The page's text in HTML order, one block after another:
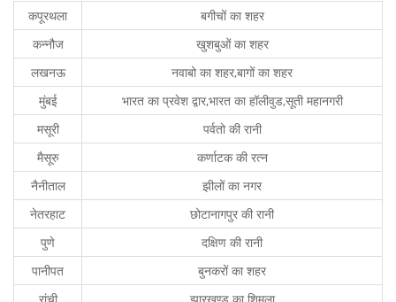
कपूरथला
बगीचों का शहर
कन्नौज
खुशबुओं का शहर
लखनऊ
नवाबो का शहर,बागों का शहर
मुंबई
भारत का प्रवेश द्वार,भारत का हॉलीवुड,सूती महानगरी
मसूरी
पर्वतो की रानी
मैसूरु
कर्णाटक की रत्न
नैनीताल
झीलों का नगर
नेतरहाट
छोटानागपुर की रानी
पुणे
दक्षिण की रानी
पानीपत
बुनकरों का शहर